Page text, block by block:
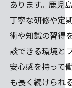
あります。鹿児
丁寧な研修や定
術や知識の習得
談できる環境と
安心感を持って
も長く続けられ